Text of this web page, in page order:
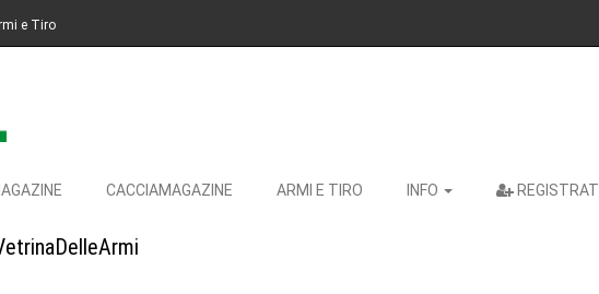
e Tiro
CACCIAMAGAZINE ARMI E TIRO INFO REGISTRATI